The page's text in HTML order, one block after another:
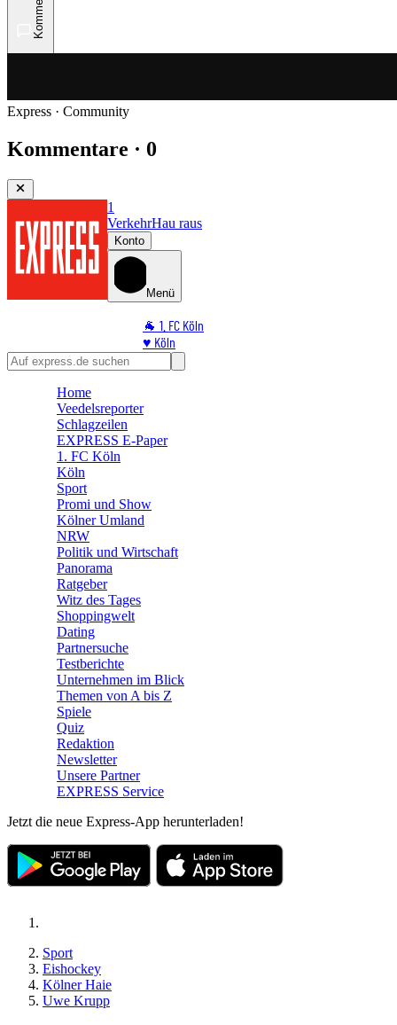
Express · Community
Kommentare · 0
1
VerkehrHau raus
Konto
Menü
🐐 1. FC Köln
♥️ Köln
⭐ Promi
🛒 Shoppingwelt
Home
Veedelsreporter
Schlagzeilen
EXPRESS E-Paper
1. FC Köln
Köln
Sport
Promi und Show
Kölner Umland
NRW
Politik und Wirtschaft
Panorama
Ratgeber
Witz des Tages
Shoppingwelt
Dating
Partnersuche
Testberichte
Unternehmen im Blick
Themen von A bis Z
Spiele
Quiz
Redaktion
Newsletter
Unsere Partner
EXPRESS Service
Jetzt die neue Express-App herunterladen!
Sport
Eishockey
Kölner Haie
Uwe Krupp